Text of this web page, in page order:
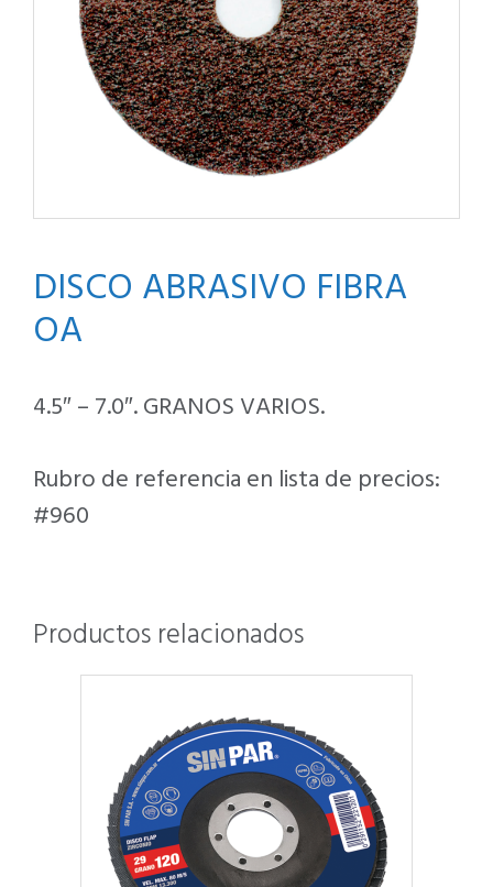
DISCO ABRASIVO FIBRA
OA
4.5″ – 7.0″. GRANOS VARIOS.
Rubro de referencia en lista de precios:
#960
Productos relacionados